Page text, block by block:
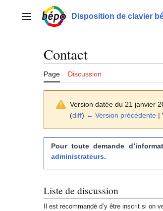
contenuMenu principalDisposition de clavier
Contact
Page Discussion
Version datée du 21 janvier
(diff) ← Version précédente |
Pour toute demande
administrateurs.
Liste de discussion
Il est recommandé d’y être inscrit si on